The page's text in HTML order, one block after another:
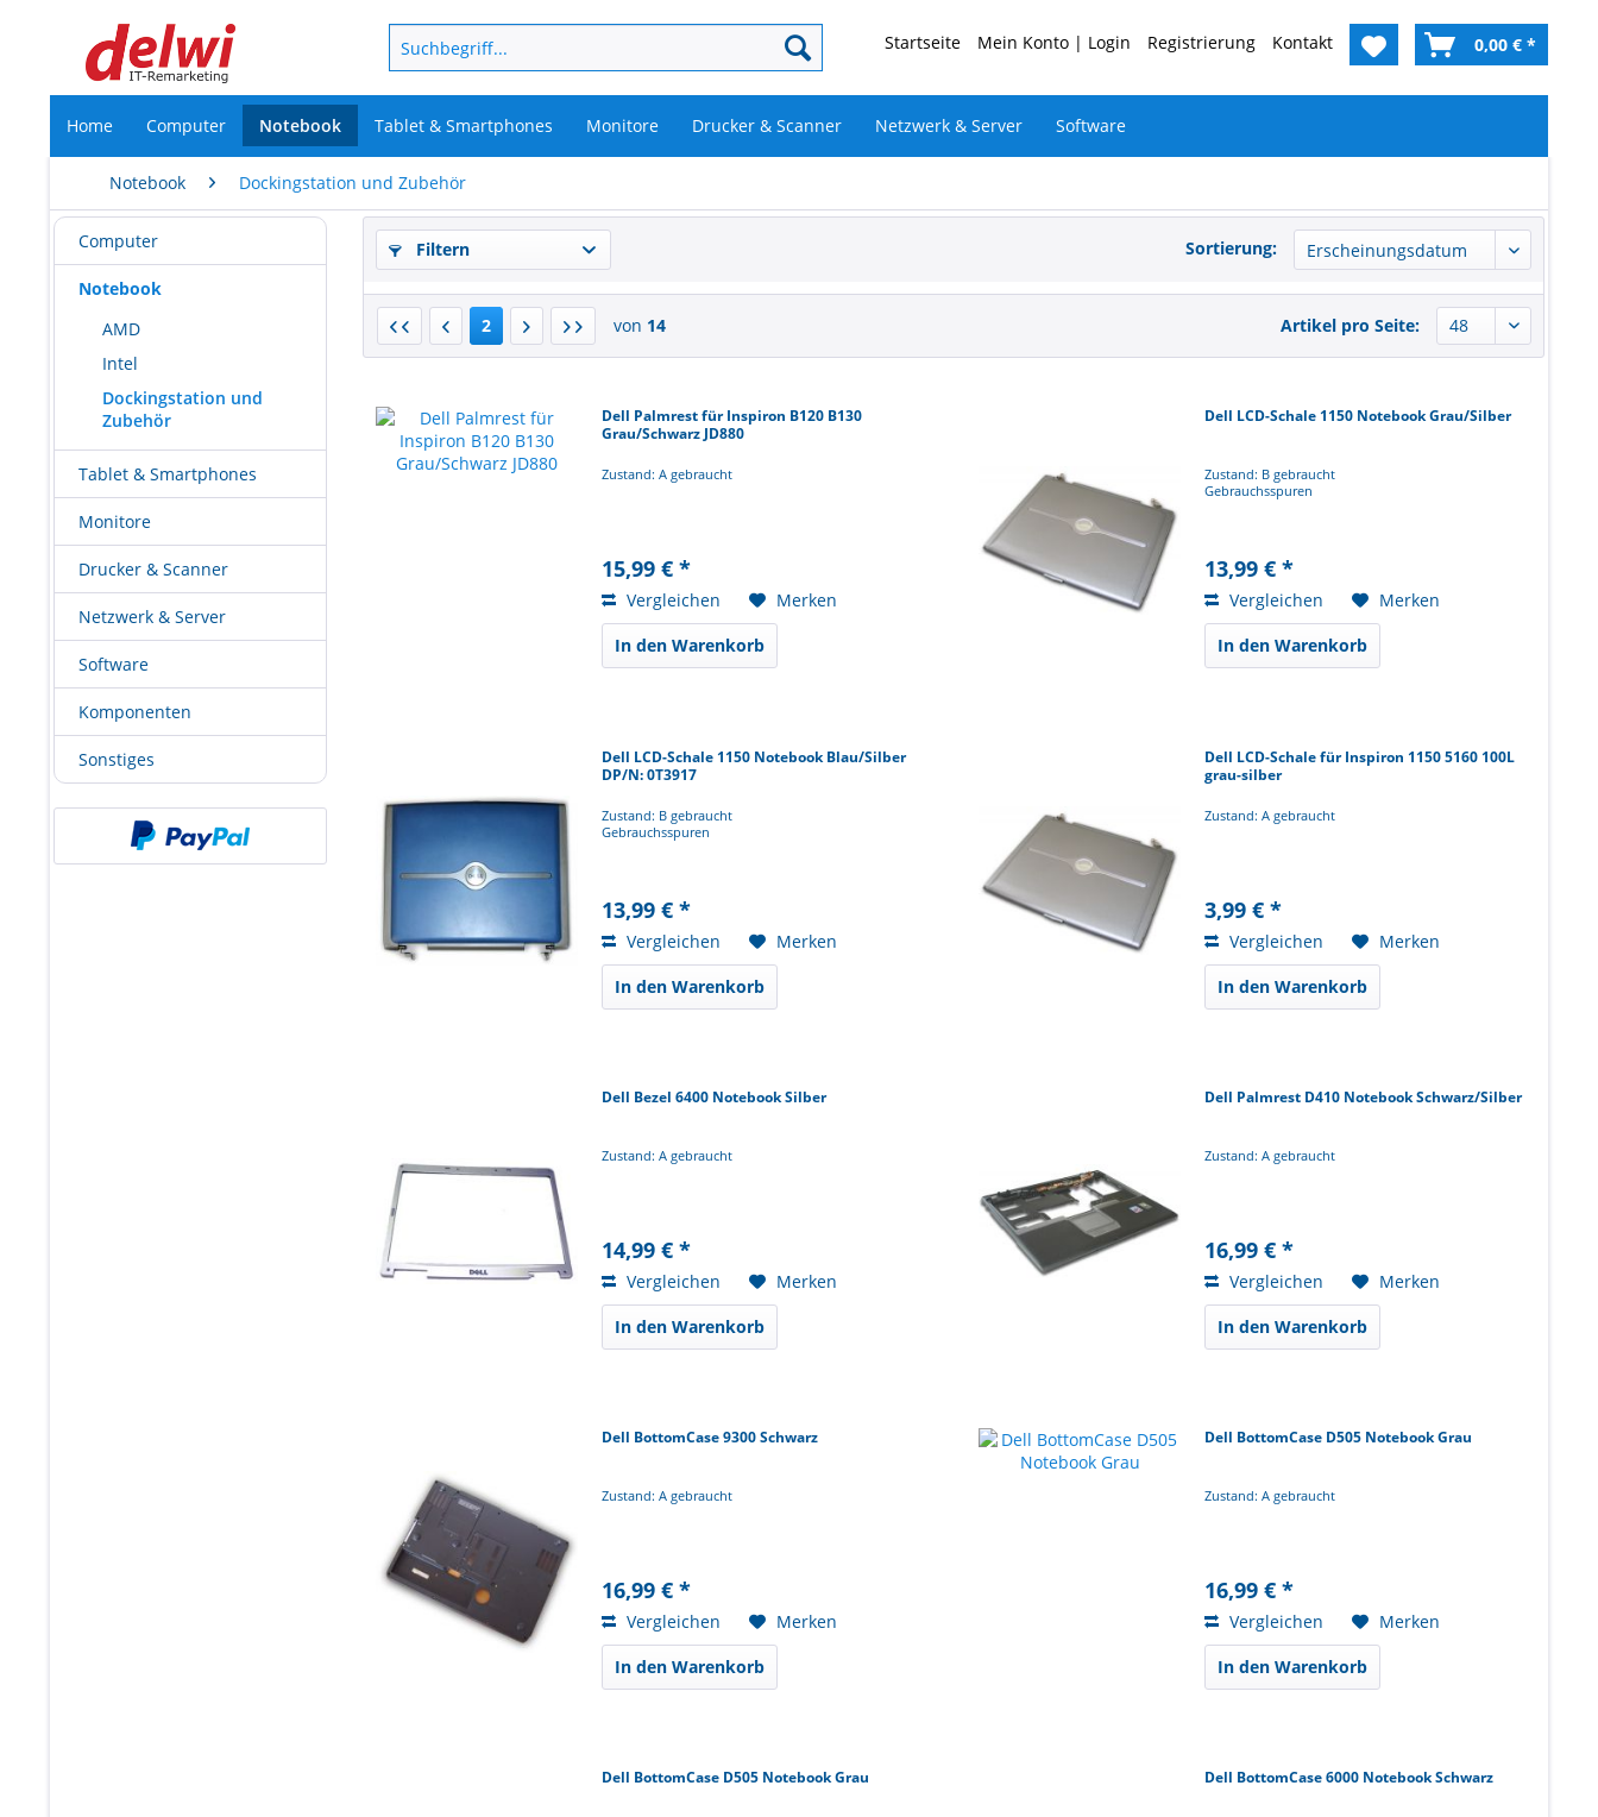
Startseite Mein Konto | Login Registrierung Kontakt 0,00 € *
Home Computer Notebook Tablet & Smartphones Monitore Drucker & Scanner Netzwerk & Server Software
Notebook Dockingstation und Zubehör
Computer
Notebook
AMD
Intel
Dockingstation und
Zubehör
Tablet & Smartphones
Monitore
Drucker & Scanner
Netzwerk & Server
Software
Komponenten
Sonstiges
Filtern Sortierung:
2 von 14 Artikel pro Seite:
Dell Palmrest für Inspiron B120 B130
Grau/Schwarz JD880
Zustand: A gebraucht
15,99 € *
Vergleichen
Merken
In den Warenkorb
Dell LCD-Schale 1150 Notebook Grau/Silber
Zustand: B gebraucht
Gebrauchsspuren
13,99 € *
Vergleichen
Merken
In den Warenkorb
Dell LCD-Schale 1150 Notebook Blau/Silber
DP/N: 0T3917
Zustand: B gebraucht
Gebrauchsspuren
13,99 € *
Vergleichen
Merken
In den Warenkorb
Dell LCD-Schale für Inspiron 1150 5160 100L
grau-silber
Zustand: A gebraucht
3,99 € *
Vergleichen
Merken
In den Warenkorb
Dell Bezel 6400 Notebook Silber
Zustand: A gebraucht
14,99 € *
Vergleichen
Merken
In den Warenkorb
Dell Palmrest D410 Notebook Schwarz/Silber
Zustand: A gebraucht
16,99 € *
Vergleichen
Merken
In den Warenkorb
Dell BottomCase 9300 Schwarz
Zustand: A gebraucht
16,99 € *
Vergleichen
Merken
In den Warenkorb
Dell BottomCase D505 Notebook Grau
Zustand: A gebraucht
16,99 € *
Vergleichen
Merken
In den Warenkorb
Dell BottomCase D505 Notebook Grau Dell BottomCase 6000 Notebook Schwarz